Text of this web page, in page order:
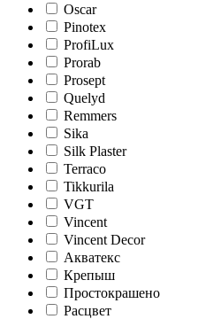
Oscar
Pinotex
ProfiLux
Prorab
Prosept
Quelyd
Remmers
Sika
Silk Plaster
Terraco
Tikkurila
VGT
Vincent
Vincent Decor
Акватекс
Крепыш
Простокрашено
Расцвет